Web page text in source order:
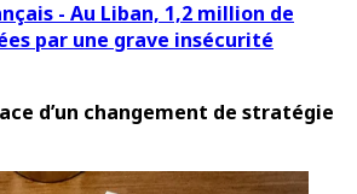
- Au Liban, 1,2 million de
par une grave insécurité
d’un changement de stratégie